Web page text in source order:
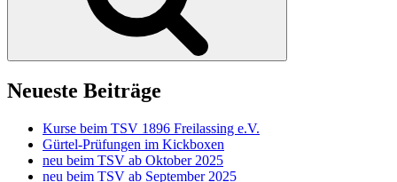
Neueste Beiträge
Kurse beim TSV 1896 Freilassing e.V.
Gürtel-Prüfungen im Kickboxen
neu beim TSV ab Oktober 2025
neu beim TSV ab September 2025